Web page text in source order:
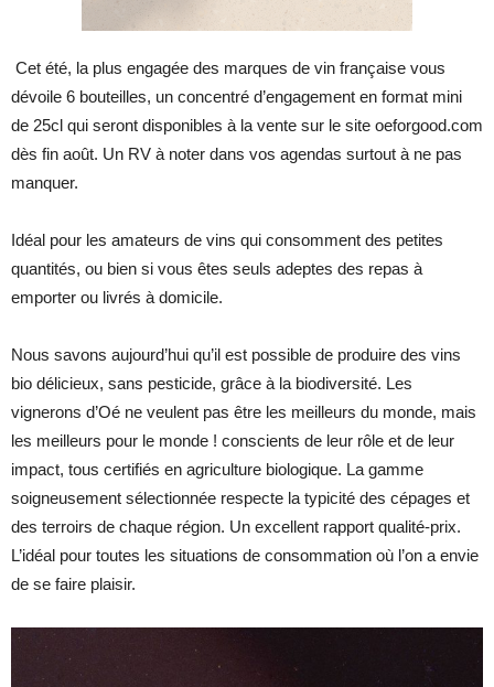
Cet été, la plus engagée des marques de vin française vous
dévoile 6 bouteilles, un concentré d’engagement en format mini
de 25cl qui seront disponibles à la vente sur le site oeforgood.com
dès fin août. Un RV à noter dans vos agendas surtout à ne pas
manquer.
Idéal pour les amateurs de vins qui consomment des petites
quantités, ou bien si vous êtes seuls adeptes des repas à
emporter ou livrés à domicile.
Nous savons aujourd’hui qu’il est possible de produire des vins
bio délicieux, sans pesticide, grâce à la biodiversité. Les
vignerons d’Oé ne veulent pas être les meilleurs du monde, mais
les meilleurs pour le monde ! conscients de leur rôle et de leur
impact, tous certifiés en agriculture biologique. La gamme
soigneusement sélectionnée respecte la typicité des cépages et
des terroirs de chaque région. Un excellent rapport qualité-prix.
L’idéal pour toutes les situations de consommation où l’on a envie
de se faire plaisir.